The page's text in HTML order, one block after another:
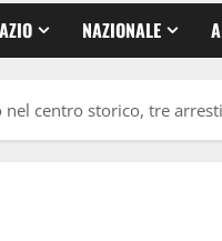
NAZIONALE
nel centro storico, tre